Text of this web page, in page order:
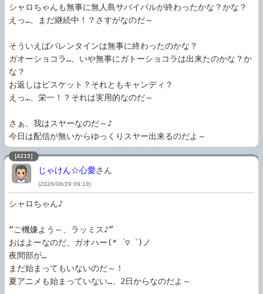
シャロちゃんも無事に無人島サバイバルが終わったかな？かな？
えっ…、まだ継続中！？さすがなのだ～
そういえばバレンタインは無事に終わったのかな？
ガオーショコラ…、いや無事にガトーショコラは出来たのかな？か
な？
お返しはビスケット？それともキャンディ？
えっ…、栄一！？それは実用的なのだ～
さぁ、我はスヤーなのだ～♪
今日は配信が無いからゆっくりスヤー出来るのだよ～
[4215]
じゃけん☆心愛さん
(2026/06/29 09:18)
シャロちゃん♪
“ご機嫌よう～、ラッミス♪”
おはよーなのだ、ガオハー(*゜▽゜)ノ
夜間部が…
まだ始まってもいないのだ～！
夏アニメも始まっていない…、2日からなのだよ～